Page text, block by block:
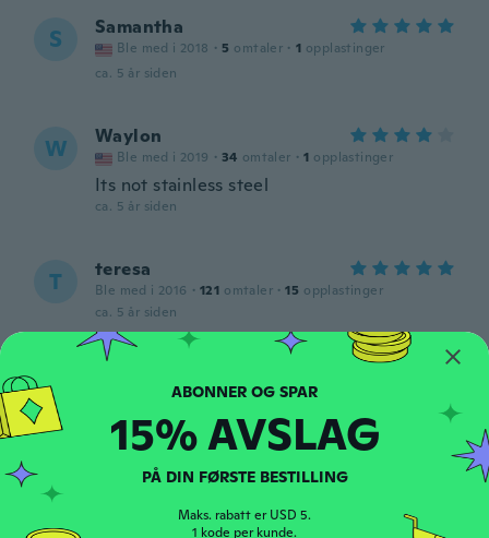
S Samantha
Ble med i 2018 · 5 omtaler · 1 opplastinger
ca. 5 år siden
W Waylon
Ble med i 2019 · 34 omtaler · 1 opplastinger
Its not stainless steel
ca. 5 år siden
T teresa
Ble med i 2016 · 121 omtaler · 15 opplastinger
ca. 5 år siden
P Ble med i 2017 · 62 omtaler · 20
ca. 5 år siden
M Matriccs
15% AVSLAG
PÅ DIN FØRSTE BESTILLING
Maks. rabatt er USD 5.
1 kode per kunde.